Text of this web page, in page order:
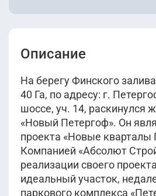
Описание
На берегу Финского
40 Га, по адресу: г.
шоссе, уч. 14, раскинулся
«Новый Петергоф». Он
проекта «Новые кварталы
Компанией «Абсолют
реализации своего
идеальный участок,
паркового комплекса